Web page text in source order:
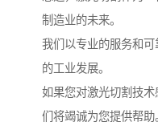
制造业的未来。
我们以专业的服务和
的工业发展。
如果您对激光切割技
们将竭诚为您提供帮助